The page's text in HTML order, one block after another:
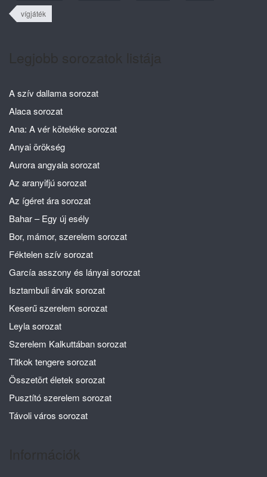
vígjáték
A szív dallama sorozat
Alaca sorozat
Ana: A vér köteléke sorozat
Anyai örökség
Aurora angyala sorozat
Az aranyifjú sorozat
Az ígéret ára sorozat
Bahar – Egy új esély
Bor, mámor, szerelem sorozat
Féktelen szív sorozat
García asszony és lányai sorozat
Isztambuli árvák sorozat
Keserű szerelem sorozat
Leyla sorozat
Szerelem Kalkuttában sorozat
Titkok tengere sorozat
Összetört életek sorozat
Pusztító szerelem sorozat
Távoli város sorozat